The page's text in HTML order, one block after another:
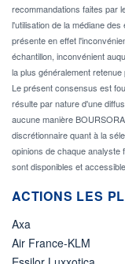
recommandations faites par
l'utilisation de la médiane
présente en effet
échantillon, inconvénient
la plus généralement
Le présent consensus est
résulte par nature d'une
aucune manière
discrétionnaire quant à la
opinions de chaque
sont disponibles et
ACTIONS LES
Axa
Air France-KLM